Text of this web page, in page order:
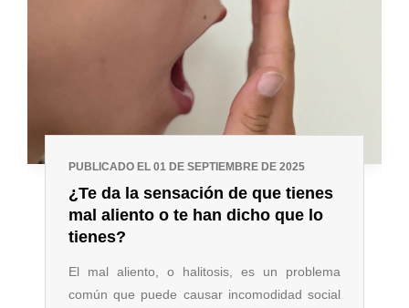
PUBLICADO EL 01 DE SEPTIEMBRE DE 2025
¿Te da la sensación de que tienes
mal aliento o te han dicho que lo
tienes?
El mal aliento, o halitosis, es un problema
común que puede causar incomodidad social